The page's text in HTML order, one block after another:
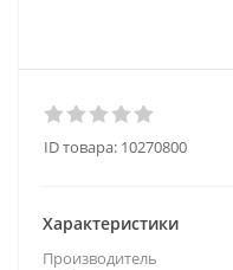
ID товара: 10270800
Характеристики
Производитель